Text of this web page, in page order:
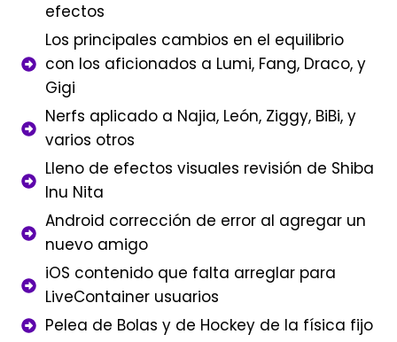
efectos
Los principales cambios en el equilibrio
con los aficionados a Lumi, Fang, Draco, y
Gigi
Nerfs aplicado a Najia, León, Ziggy, BiBi, y
varios otros
Lleno de efectos visuales revisión de Shiba
Inu Nita
Android corrección de error al agregar un
nuevo amigo
iOS contenido que falta arreglar para
LiveContainer usuarios
Pelea de Bolas y de Hockey de la física fijo